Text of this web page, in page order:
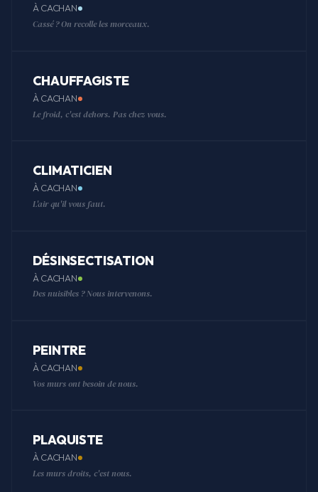
À CACHAN
Cassé ? On recolle les morceaux.
CHAUFFAGISTE
À CACHAN
Le froid, c'est dehors. Pas chez vous.
CLIMATICIEN
À CACHAN
L'air qu'il vous faut.
DÉSINSECTISATION
À CACHAN
Des nuisibles ? Nous intervenons.
PEINTRE
À CACHAN
Vos murs ont besoin de nous.
PLAQUISTE
À CACHAN
Les murs droits, c'est nous.